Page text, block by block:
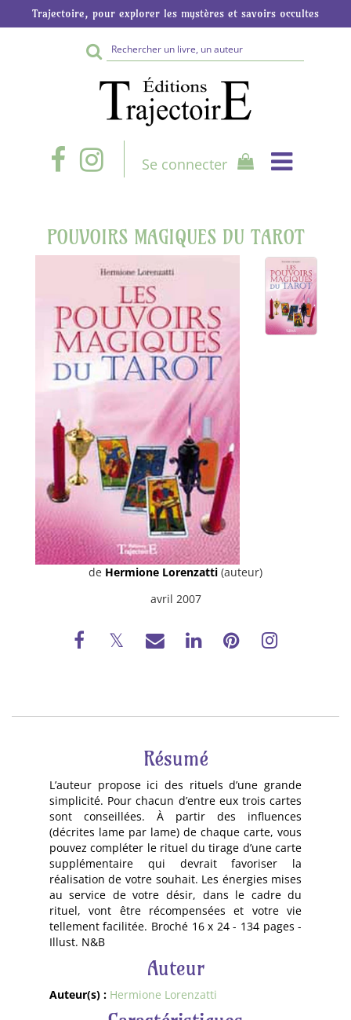
Trajectoire, pour explorer les mystères et savoirs occultes
Rechercher
sur
le
site
Se connecter
POUVOIRS MAGIQUES DU TAROT
de Hermione Lorenzatti (auteur)
avril 2007
Résumé
L’auteur propose ici des rituels d’une grande
simplicité. Pour chacun d’entre eux trois cartes
sont conseillées. À partir des influences
(décrites lame par lame) de chaque carte, vous
pouvez compléter le rituel du tirage d’une carte
supplémentaire qui devrait favoriser la
réalisation de votre souhait. Les énergies mises
au service de votre désir, dans le cadre du
rituel, vont être récompensées et votre vie
tellement facilitée. Broché 16 x 24 - 134 pages -
Illust. N&B
Auteur
Auteur(s) : Hermione Lorenzatti